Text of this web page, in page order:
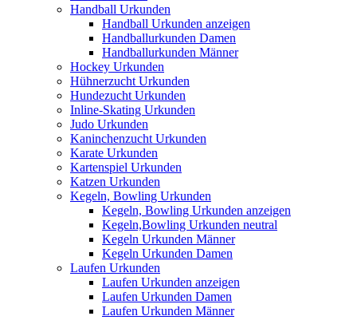
Handball Urkunden
Handball Urkunden anzeigen
Handballurkunden Damen
Handballurkunden Männer
Hockey Urkunden
Hühnerzucht Urkunden
Hundezucht Urkunden
Inline-Skating Urkunden
Judo Urkunden
Kaninchenzucht Urkunden
Karate Urkunden
Kartenspiel Urkunden
Katzen Urkunden
Kegeln, Bowling Urkunden
Kegeln, Bowling Urkunden anzeigen
Kegeln,Bowling Urkunden neutral
Kegeln Urkunden Männer
Kegeln Urkunden Damen
Laufen Urkunden
Laufen Urkunden anzeigen
Laufen Urkunden Damen
Laufen Urkunden Männer